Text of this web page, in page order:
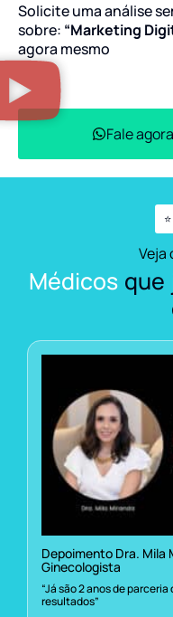
Solicite uma análise
sobre: “Marketing
agora mesmo
Fale
Veja
Médicos que
Depoimento Dra. Mila
Ginecologista
“Já são 2 anos de
resultados”